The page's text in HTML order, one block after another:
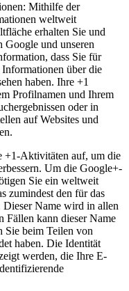
Mithilfe der
weltweit
erhalten Sie und
Google und unseren
dass Sie für
über die
haben. Ihre +1
Profilnamen und Ihrem
oder in
auf Websites und
+1-Aktivitäten auf, um die
Um die Google+-
Sie ein weltweit
zumindest den für das
Dieser Name wird in allen
Fällen kann dieser Name
Sie beim Teilen von
haben. Die Identität
werden, die Ihre E-